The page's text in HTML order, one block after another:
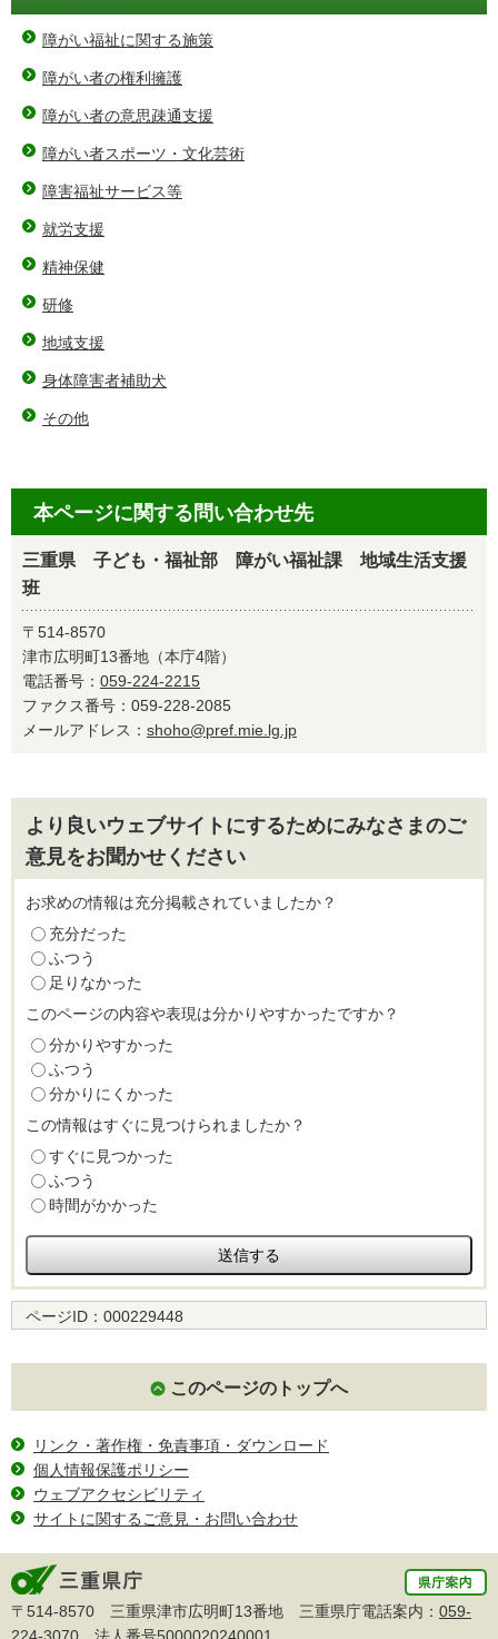
障がい福祉に関する施策
障がい者の権利擁護
障がい者の意思疎通支援
障がい者スポーツ・文化芸術
障害福祉サービス等
就労支援
精神保健
研修
地域支援
身体障害者補助犬
その他
本ページに関する問い合わせ先
三重県 子ども・福祉部 障がい福祉課 地域生活支援
班
〒514-8570
津市広明町13番地（本庁4階）
電話番号： 059-224-2215
ファクス番号：059-228-2085
メールアドレス： shoho@pref.mie.lg.jp
より良いウェブサイトにするためにみなさまのご
意見をお聞かせください
お求めの情報は充分掲載されていましたか？
充分だった
ふつう
足りなかった
このページの内容や表現は分かりやすかったですか？
分かりやすかった
ふつう
分かりにくかった
この情報はすぐに見つけられましたか？
すぐに見つかった
ふつう
時間がかかった
ページID： 000229448
このページのトップへ
リンク・著作権・免責事項・ダウンロード
個人情報保護ポリシー
ウェブアクセシビリティ
サイトに関するご意見・お問い合わせ
〒514-8570 三重県津市広明町13番地 三重県庁電話案内： 059-